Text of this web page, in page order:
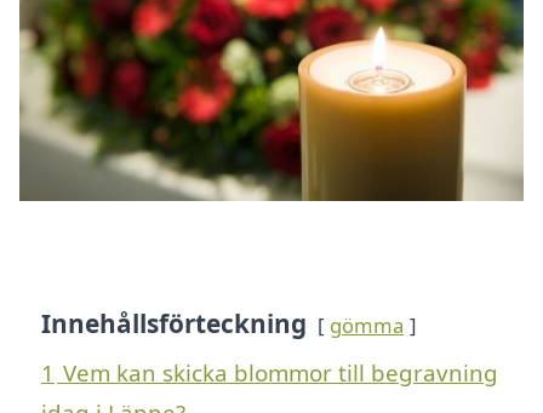
Innehållsförteckning gömma
1 Vem kan skicka blommor till begravning